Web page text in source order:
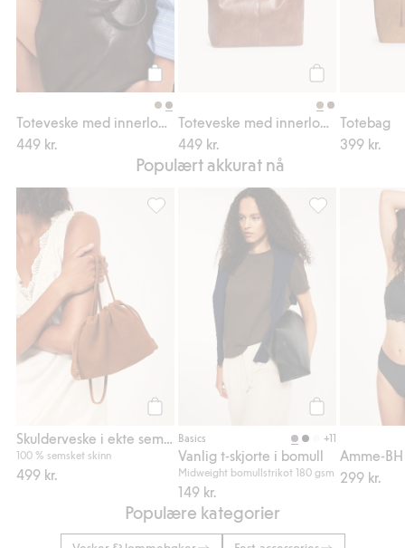
Legg til
449 kr.
449 kr.
Totebag
399 kr.
Populært akkurat nå
100 % semsket skinn
499 kr.
Skulderveske i ekte semsket skinn, Legg
Basics +11
Vanlig t-skjorte i bomull
Midweight bomullstrikot 180 gsm
149 kr.
Vanlig t-
Amme-
299 kr.
Populære kategorier